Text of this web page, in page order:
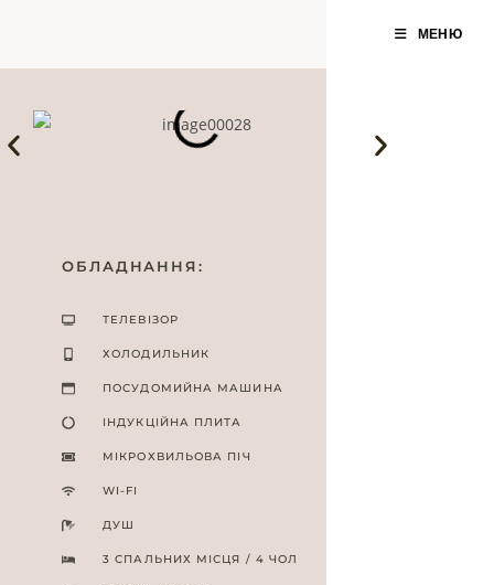
МЕНЮ
ОБЛАДНАННЯ:
ТЕЛЕВІЗОР
ХОЛОДИЛЬНИК
ПОСУДОМИЙНА МАШИНА
ІНДУКЦІЙНА ПЛИТА
МІКРОХВИЛЬОВА ПІЧ
WI-FI
ДУШ
3 СПАЛЬНИХ МІСЦЯ / 4 ЧОЛ